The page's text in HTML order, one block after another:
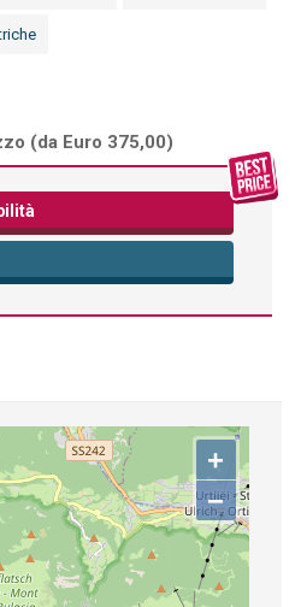
(da Euro 375,00)
+
−